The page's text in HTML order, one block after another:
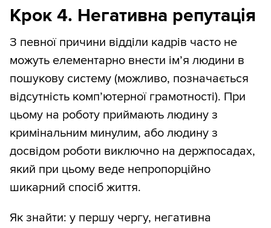
Крок 4. Негативна репутація
З певної причини відділи кадрів часто не
можуть елементарно внести ім’я людини в
пошукову систему (можливо, позначається
відсутність комп’ютерної грамотності). При
цьому на роботу приймають людину з
кримінальним минулим, або людину з
досвідом роботи виключно на держпосадах,
який при цьому веде непропорційно
шикарний спосіб життя.
Як знайти: у першу чергу, негативна